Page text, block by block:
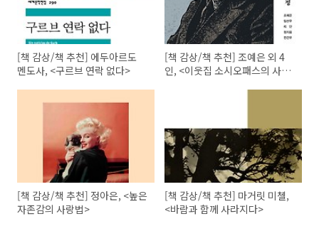
[책 감상/책 추천] 에두아르도
멘도사, <구르브 연락 없다>
[책 감상/책 추천] 조예은 외 4
인, <이웃집 소시오패스의 사정
[책 감상/책 추천] 정아은, <높은
자존감의 사랑법>
[책 감상/책 추천] 마거릿 미첼,
<바람과 함께 사라지다>